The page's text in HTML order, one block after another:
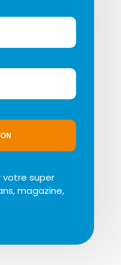
votre super
magazine,